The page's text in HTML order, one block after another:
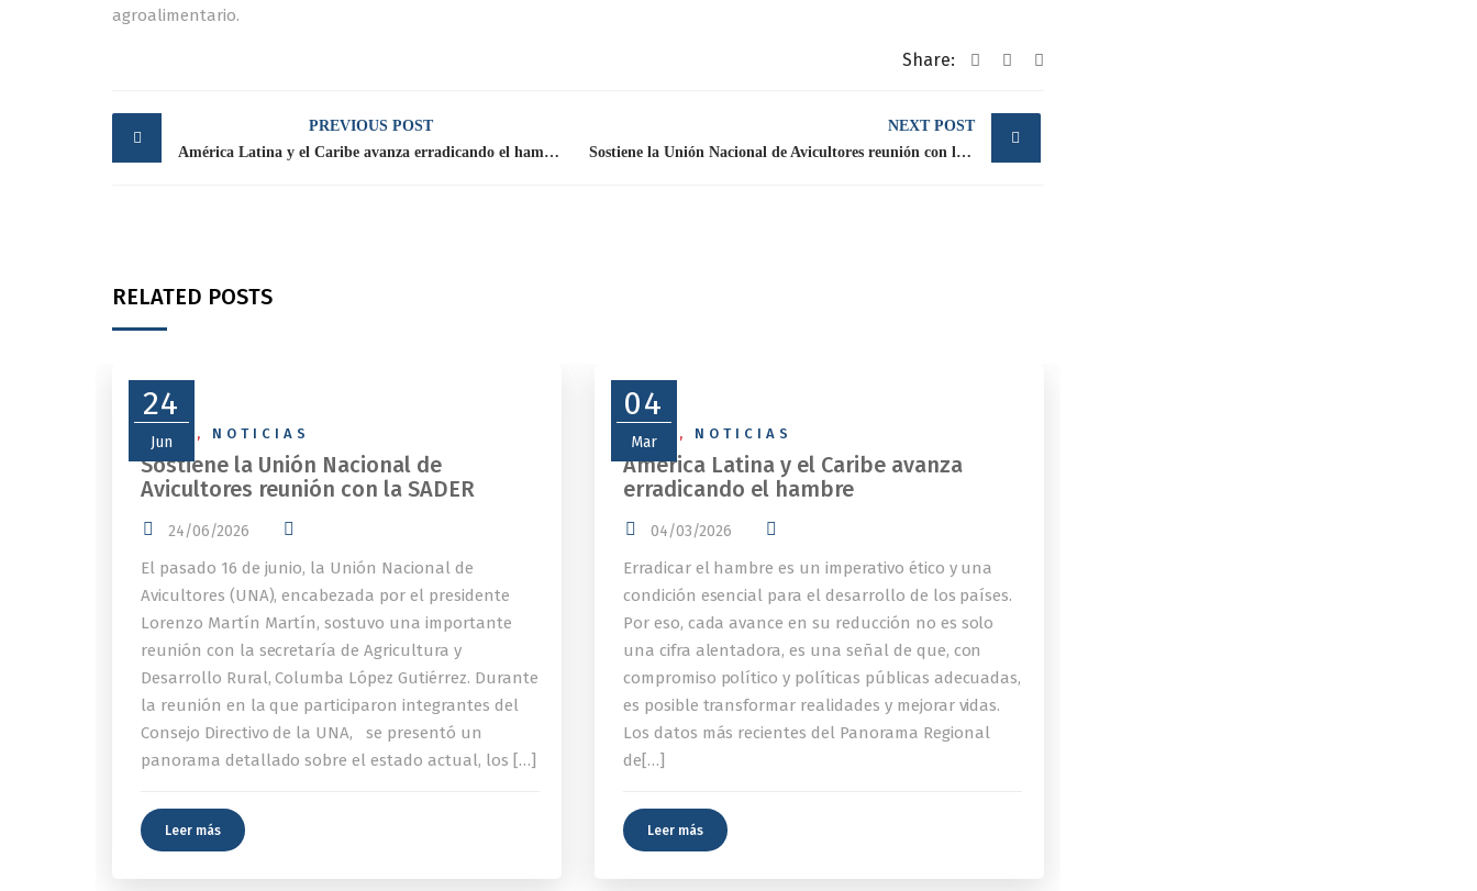
agroalimentario.
Share:
Post
navigation
PREVIOUS POST
América Latina y el Caribe avanza erradicando el hambre
NEXT POST
Sostiene la Unión Nacional de Avicultores reunión con la SADER
RELATED POSTS
24
Jun
NEWS , NOTICIAS
Sostiene la Unión Nacional de
Avicultores reunión con la SADER
24/06/2026
El pasado 16 de junio, la Unión Nacional de
Avicultores (UNA), encabezada por el presidente
Lorenzo Martín Martín, sostuvo una importante
reunión con la secretaría de Agricultura y
Desarrollo Rural, Columba López Gutiérrez. Durante
la reunión en la que participaron integrantes del
Consejo Directivo de la UNA, se presentó un
panorama detallado sobre el estado actual, los […]
Leer más
04
Mar
NEWS , NOTICIAS
América Latina y el Caribe avanza
erradicando el hambre
04/03/2026
Erradicar el hambre es un imperativo ético y una
condición esencial para el desarrollo de los países.
Por eso, cada avance en su reducción no es solo
una cifra alentadora, es una señal de que, con
compromiso político y políticas públicas adecuadas,
es posible transformar realidades y mejorar vidas.
Los datos más recientes del Panorama Regional
de[…]
Leer más